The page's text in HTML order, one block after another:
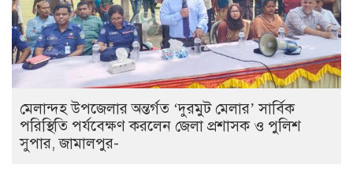
মেলান্দহ উপজেলার অন্তর্গত ‘দুরমুট মেলার’ সার্বিক
পরিস্থিতি পর্যবেক্ষণ করলেন জেলা প্রশাসক ও পুলিশ
সুপার, জামালপুর-